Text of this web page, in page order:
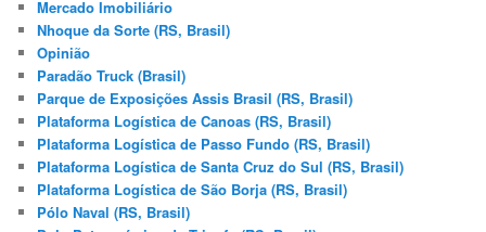
Mercado Imobiliário
Nhoque da Sorte (RS, Brasil)
Opinião
Paradão Truck (Brasil)
Parque de Exposições Assis Brasil (RS, Brasil)
Plataforma Logística de Canoas (RS, Brasil)
Plataforma Logística de Passo Fundo (RS, Brasil)
Plataforma Logística de Santa Cruz do Sul (RS, Brasil)
Plataforma Logística de São Borja (RS, Brasil)
Pólo Naval (RS, Brasil)